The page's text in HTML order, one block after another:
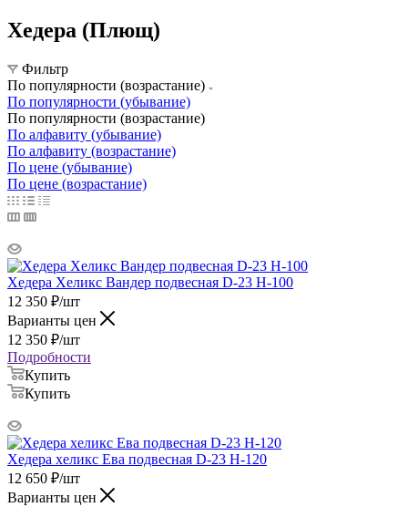
Хедера (Плющ)
Фильтр
По популярности (возрастание)
По популярности (убывание)
По популярности (возрастание)
По алфавиту (убывание)
По алфавиту (возрастание)
По цене (убывание)
По цене (возрастание)
Хедера Хеликс Вандер подвесная D-23 H-100
12 350 ₽/шт
Варианты цен
12 350 ₽/шт
Подробности
Купить
Купить
Хедера хеликс Ева подвесная D-23 H-120
12 650 ₽/шт
Варианты цен